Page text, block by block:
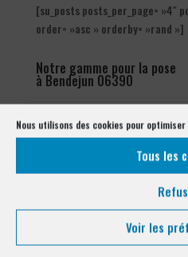
Nous utilisons des cookies pour
Tous les
Voir les
[su_posts posts_per_page= »4″
order= »asc » orderby= »rand »]
Notre gamme pour la pose
à Bendejun 06390